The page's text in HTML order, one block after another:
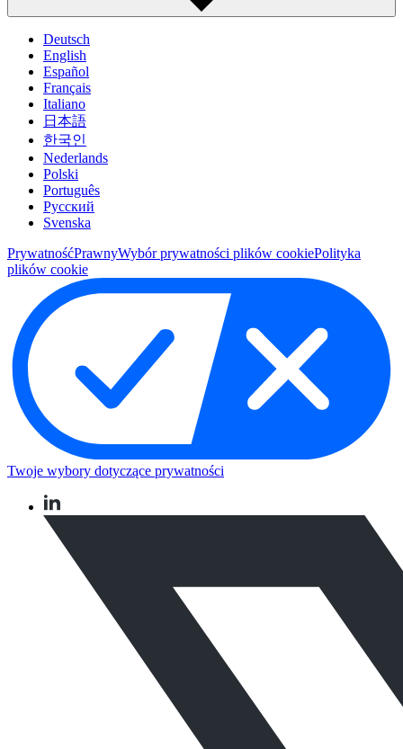
Deutsch
English
Español
Français
Italiano
日本語
한국인
Nederlands
Polski
Português
Pусский
Svenska
PrywatnośćPrawnyWybór prywatności plików cookiePolityka
plików cookie
Twoje wybory dotyczące prywatności